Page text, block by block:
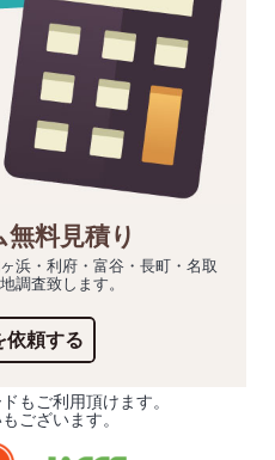
無料見積り
浜・利府・富谷・長町・名取
調査致します。
依頼する
もご利用頂けます。
ございます。